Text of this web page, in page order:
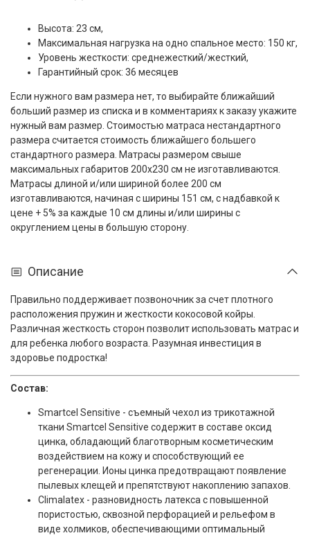
Высота: 23 см,
Максимальная нагрузка на одно спальное место: 150 кг,
Уровень жесткости: среднежесткий/жесткий,
Гарантийный срок: 36 месяцев
Если нужного вам размера нет, то выбирайте ближайший
больший размер из списка и в комментариях к заказу укажите
нужный вам размер. Стоимостью матраса нестандартного
размера считается стоимость ближайшего большего
стандартного размера. Матрасы размером свыше
максимальных габаритов 200x230 см не изготавливаются.
Матрасы длиной и/или шириной более 200 см
изготавливаются, начиная с ширины 151 см, с надбавкой к
цене + 5% за каждые 10 см длины и/или ширины с
округлением цены в большую сторону.
Описание
Правильно поддерживает позвоночник за счет плотного
расположения пружин и жесткости кокосовой койры.
Различная жесткость сторон позволит использовать матрас и
для ребенка любого возраста. Разумная инвестиция в
здоровье подростка!
Состав:
Smartcel Sensitive - съемный чехол из трикотажной
ткани Smartcel Sensitive содержит в составе оксид
цинка, обладающий благотворным косметическим
воздействием на кожу и способствующий ее
регенерации. Ионы цинка предотвращают появление
пылевых клещей и препятствуют накоплению запахов.
Climalatex - разновидность латекса с повышенной
пористостью, сквозной перфорацией и рельефом в
виде холмиков, обеспечивающими оптимальный